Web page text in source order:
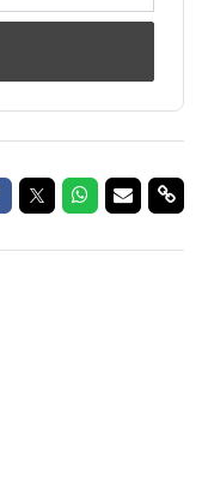
op Facebook
Delen op Twitter
Delen op
Delen